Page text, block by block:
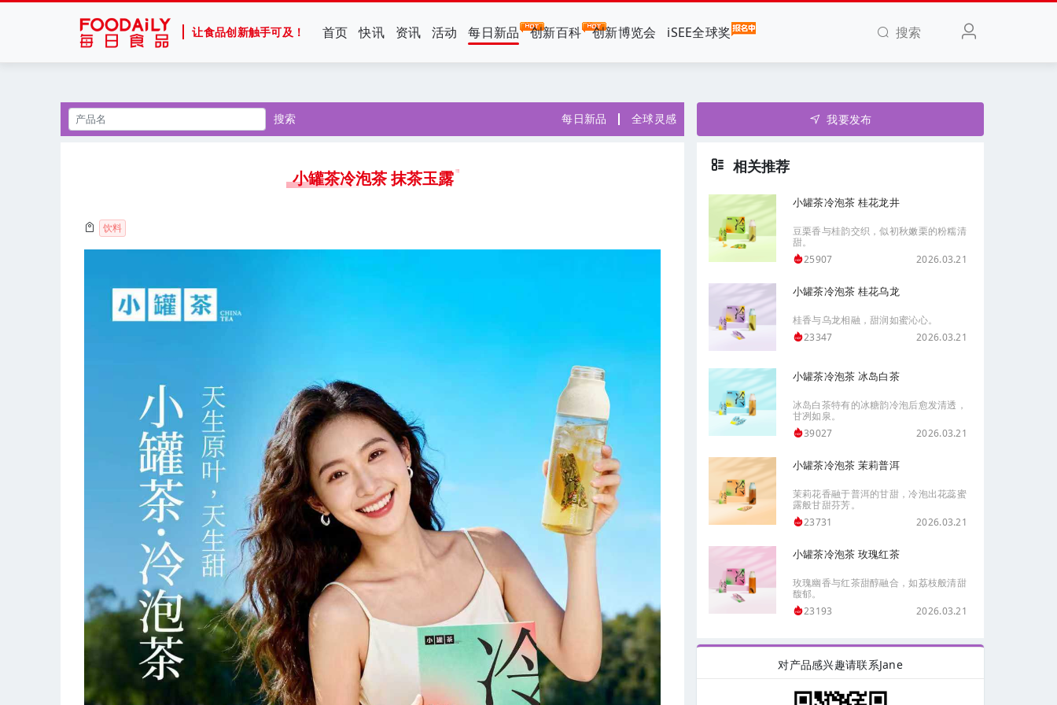
让食品创新触手可及！ 首页 快讯 资讯 活动 每日新品 创新百科 创新博览会 iSEE全球奖 搜索
搜索 每日新品 全球灵感
小罐茶冷泡茶 抹茶玉露
饮料
我要发布
相关推荐
小罐茶冷泡茶 桂花龙井
豆栗香与桂韵交织，似初秋嫩栗的粉糯清
甜。
25907
2026.03.21
小罐茶冷泡茶 桂花乌龙
桂香与乌龙相融，甜润如蜜沁心。
23347
2026.03.21
小罐茶冷泡茶 冰岛白茶
冰岛白茶特有的冰糖韵冷泡后愈发清透，
甘冽如泉。
39027
2026.03.21
小罐茶冷泡茶 茉莉普洱
茉莉花香融于普洱的甘甜，冷泡出花蕊蜜
露般甘甜芬芳。
23731
2026.03.21
小罐茶冷泡茶 玫瑰红茶
玫瑰幽香与红茶甜醇融合，如荔枝般清甜
馥郁。
23193
2026.03.21
对产品感兴趣请联系Jane